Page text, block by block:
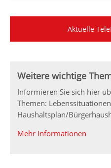
Aktuelle
Weitere wichtige
Informieren Sie sich hier
Themen:
Haushaltsplan/
Mehr Informationen